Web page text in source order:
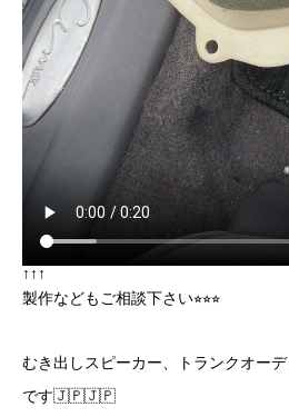
↑↑↑
製作などもご相談下さい⭐︎⭐︎⭐︎
むき出しスピーカー、トランクオー
です🇯🇵🇯🇵